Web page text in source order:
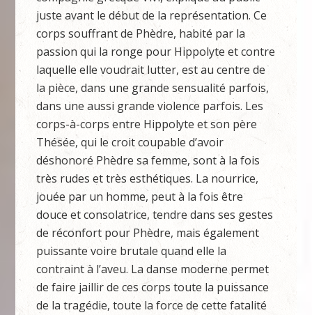
juste avant le début de la représentation. Ce
corps souffrant de Phèdre, habité par la
passion qui la ronge pour Hippolyte et contre
laquelle elle voudrait lutter, est au centre de
la pièce, dans une grande sensualité parfois,
dans une aussi grande violence parfois. Les
corps-à-corps entre Hippolyte et son père
Thésée, qui le croit coupable d’avoir
déshonoré Phèdre sa femme, sont à la fois
très rudes et très esthétiques. La nourrice,
jouée par un homme, peut à la fois être
douce et consolatrice, tendre dans ses gestes
de réconfort pour Phèdre, mais également
puissante voire brutale quand elle la
contraint à l’aveu. La danse moderne permet
de faire jaillir de ces corps toute la puissance
de la tragédie, toute la force de cette fatalité